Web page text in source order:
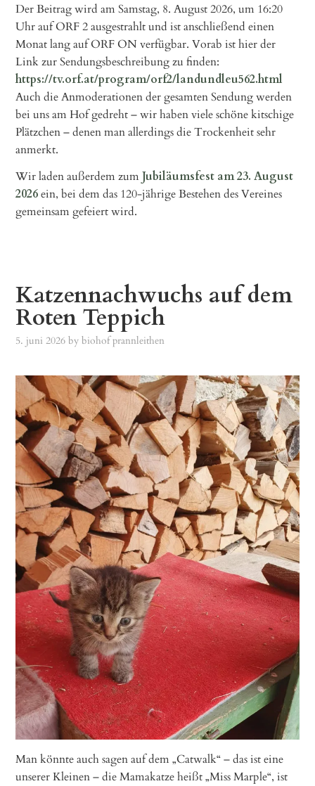
Der Beitrag wird am Samstag, 8. August 2026, um 16:20
Uhr auf ORF 2 ausgestrahlt und ist anschließend einen
Monat lang auf ORF ON verfügbar. Vorab ist hier der
Link zur Sendungsbeschreibung zu finden:
https://tv.orf.at/program/orf2/landundleu562.html
Auch die Anmoderationen der gesamten Sendung werden
bei uns am Hof gedreht – wir haben viele schöne kitschige
Plätzchen – denen man allerdings die Trockenheit sehr
anmerkt.
Wir laden außerdem zumJubiläumsfest am 23. August
2026ein, bei dem das 120-jährige Bestehen des Vereines
gemeinsam gefeiert wird.
Katzennachwuchs auf dem
Roten Teppich
5. juni 2026 bybiohof prannleithen
Man könnte auch sagen auf dem „Catwalk“ – das ist eine
unserer Kleinen – die Mamakatze heißt „Miss Marple“, ist